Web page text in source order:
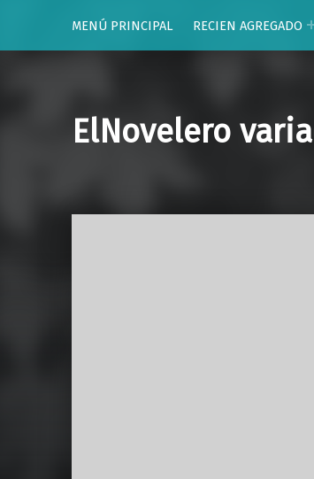
MENÚ PRINCIPAL
RECIEN AGREGADO
ElNovelero